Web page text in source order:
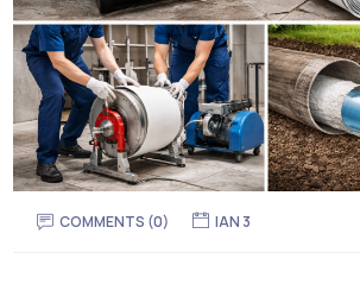
COMMENTS (0) ΙΑΝ 3